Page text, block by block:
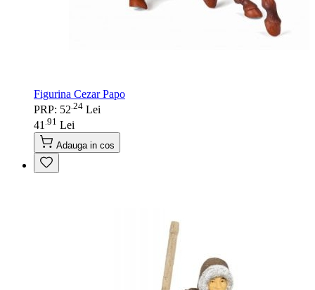
Figurina Cezar Papo
PRP: 52 24 Lei
41 91 Lei
Adauga in cos